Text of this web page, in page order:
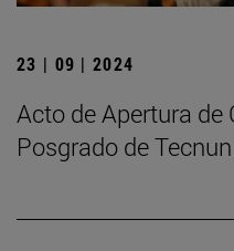
23 | 09 | 2024
Acto de Apertura de
Posgrado de Tecnun